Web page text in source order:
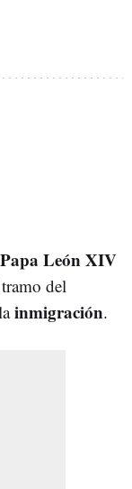
Papa León XIV
del
inmigración.